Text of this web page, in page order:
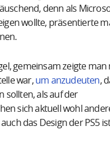
denn als
wollte, präsentierte
gemeinsam zeigte man
war, um anzudeuten,
sollten, als auf der
sich aktuell wohl
das Design der PS5